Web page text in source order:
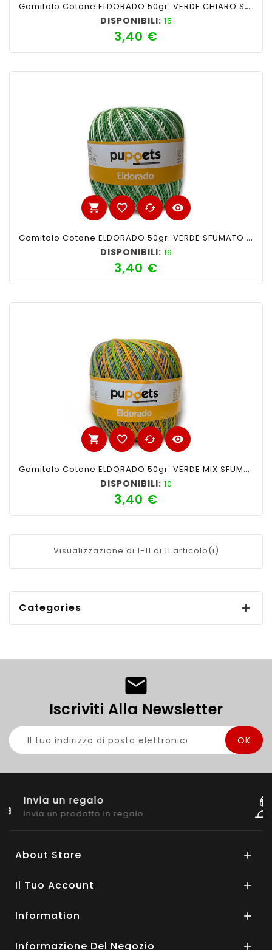
Gomitolo Cotone ELDORADO 50gr. VERDE CHIARO SFUMATO N°82
DISPONIBILI: 15
3,40 €
shopping_cart favorite_border cached visibility
Gomitolo Cotone ELDORADO 50gr. VERDE SFUMATO N°124
DISPONIBILI: 19
3,40 €
shopping_cart favorite_border cached visibility
Gomitolo Cotone ELDORADO 50gr. VERDE MIX SFUMATO N°132
DISPONIBILI: 10
3,40 €
Visualizzazione di 1-11 di 11 articolo(i)
Categories 
Iscriviti Alla Newsletter
24H Online
About Store 
Il Tuo Account 
Information 
Informazione Del Negozio 